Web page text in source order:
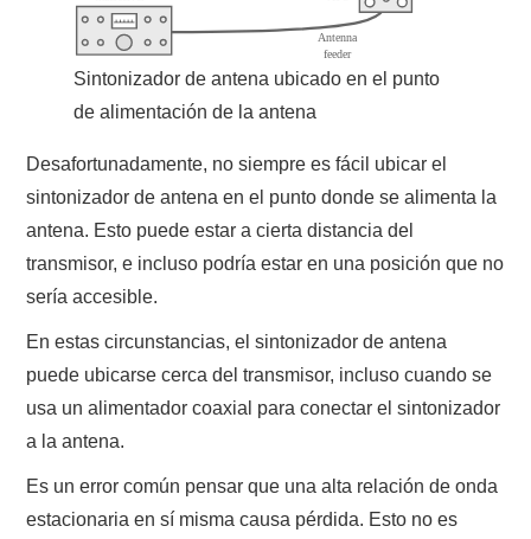
Sintonizador de antena ubicado en el punto
de alimentación de la antena
Desafortunadamente, no siempre es fácil ubicar el
sintonizador de antena en el punto donde se alimenta la
antena. Esto puede estar a cierta distancia del
transmisor, e incluso podría estar en una posición que no
sería accesible.
En estas circunstancias, el sintonizador de antena
puede ubicarse cerca del transmisor, incluso cuando se
usa un alimentador coaxial para conectar el sintonizador
a la antena.
Es un error común pensar que una alta relación de onda
estacionaria en sí misma causa pérdida. Esto no es